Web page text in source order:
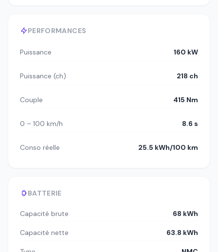
PERFORMANCES
Puissance 160 kW
Puissance (ch) 218 ch
Couple 415 Nm
0 – 100 km/h 8.6 s
Conso réelle 25.5 kWh/100 km
BATTERIE
Capacité brute 68 kWh
Capacité nette 63.8 kWh